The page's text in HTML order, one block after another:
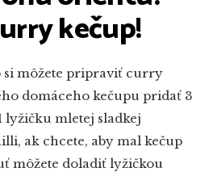
kečup!
si môžete pripraviť curry
domáceho kečupu pridať 3
mletej sladkej
ak chcete, aby mal kečup
môžete doladiť lyžičkou